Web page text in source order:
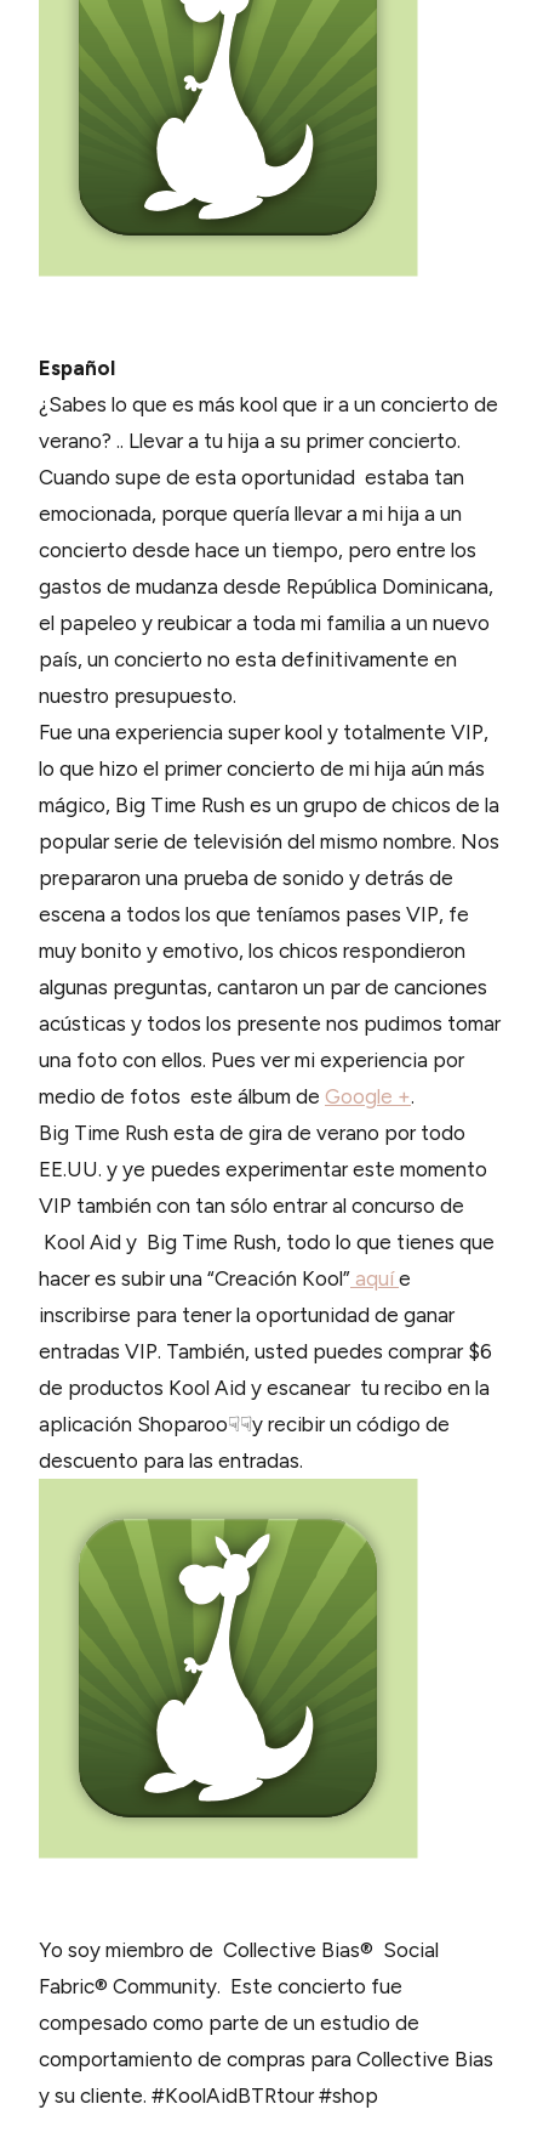
Español
¿Sabes lo que es más kool que ir a un concierto de
verano? .. Llevar a tu hija a su primer concierto.
Cuando supe de esta oportunidad estaba tan
emocionada, porque quería llevar a mi hija a un
concierto desde hace un tiempo, pero entre los
gastos de mudanza desde República Dominicana,
el papeleo y reubicar a toda mi familia a un nuevo
país, un concierto no esta definitivamente en
nuestro presupuesto.
Fue una experiencia super kool y totalmente VIP,
lo que hizo el primer concierto de mi hija aún más
mágico, Big Time Rush es un grupo de chicos de la
popular serie de televisión del mismo nombre. Nos
prepararon una prueba de sonido y detrás de
escena a todos los que teníamos pases VIP, fe
muy bonito y emotivo, los chicos respondieron
algunas preguntas, cantaron un par de canciones
acústicas y todos los presente nos pudimos tomar
una foto con ellos. Pues ver mi experiencia por
medio de fotos este álbum de Google +.
Big Time Rush esta de gira de verano por todo
EE.UU. y ye puedes experimentar este momento
VIP también con tan sólo entrar al concurso de
Kool Aid y Big Time Rush, todo lo que tienes que
hacer es subir una “Creación Kool” aquíe
inscribirse para tener la oportunidad de ganar
entradas VIP. También, usted puedes comprar $6
de productos Kool Aid y escanear tu recibo en la
aplicación Shoparoo☟☟y recibir un código de
descuento para las entradas.
Yo soy miembro de Collective Bias® Social
Fabric® Community. Este concierto fue
compesado como parte de un estudio de
comportamiento de compras para Collective Bias
y su cliente. #KoolAidBTRtour #shop